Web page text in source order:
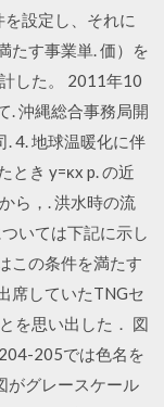
設定し、それに
たす事業単. 価）を
した。 2011年10
. 沖縄総合事務局開
. 4. 地球温暖化に伴
とき y=κx p. の近
ら，. 洪水時の流
いては下記に示し
この条件を満たす
席していたTNGセ
を思い出した． 図
205では色名を
がグレースケール